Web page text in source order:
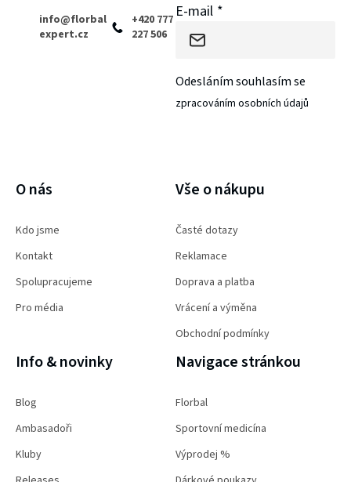
info@florbal
expert.cz
+420 777
227 506
E-mail
Odesláním souhlasím se
zpracováním osobních údajů
O nás
Kdo jsme
Kontakt
Spolupracujeme
Pro média
Vše o nákupu
Časté dotazy
Reklamace
Doprava a platba
Vrácení a výměna
Obchodní podmínky
Info & novinky
Blog
Ambasadoři
Kluby
Navigace stránkou
Florbal
Sportovní medicína
Výprodej %